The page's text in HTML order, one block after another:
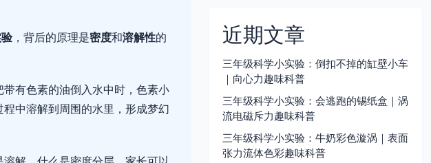
，背后的原理是密度和溶解性的
有色素的油倒入水中时，色素小
中溶解到周围的水里，形成梦幻
近期文章
三年级科学小实验：倒扣不掉的缸壁小车
｜向心力趣味科普
三年级科学小实验：会逃跑的锡纸盒｜涡
流电磁斥力趣味科普
三年级科学小实验：牛奶彩色漩涡｜表面
张力流体色彩趣味科普